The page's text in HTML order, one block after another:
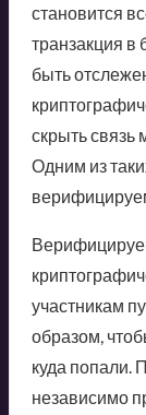
становится
транзакция в
быть
скрыть связь
Одним из
участникам
образом,
куда попали.
независимо